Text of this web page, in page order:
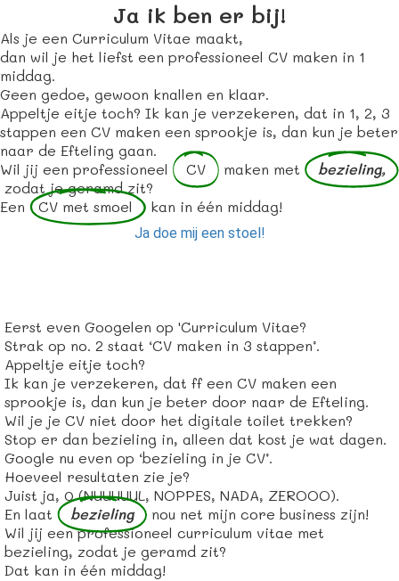
Ja ik ben er bij!
Als je een Curriculum Vitae maakt,
dan wil je het liefst een professioneel CV maken in 1
middag.
Geen gedoe, gewoon knallen en klaar.
Appeltje eitje toch? Ik kan je verzekeren, dat in 1, 2, 3
stappen een CV maken een sprookje is, dan kun je beter
naar de Efteling gaan.
Wil jij een professioneel CV maken met bezieling,
zodat je geramd zit?
EenCV met smoel kan in één middag!
Ja doe mij een stoel!
Eerst even Googelen op 'Curriculum Vitae?
Strak op no. 2 staat ‘CV maken in 3 stappen’.
Appeltje eitje toch?
Ik kan je verzekeren, dat ff een CV maken een
sprookje is, dan kun je beter door naar de Efteling.
Wil je je CV niet door het digitale toilet trekken?
Stop er dan bezieling in, alleen dat kost je wat dagen.
Google nu even op ‘bezieling in je CV’.
Hoeveel resultaten zie je?
Juist ja, 0 (NUUUUUL, NOPPES, NADA, ZEROOO).
En laat bezieling nou net mijn core business zijn!
Wil jij een professioneel curriculum vitae met
bezieling, zodat je geramd zit?
Dat kan in één middag!
van
op
gebruikt
te
de
van